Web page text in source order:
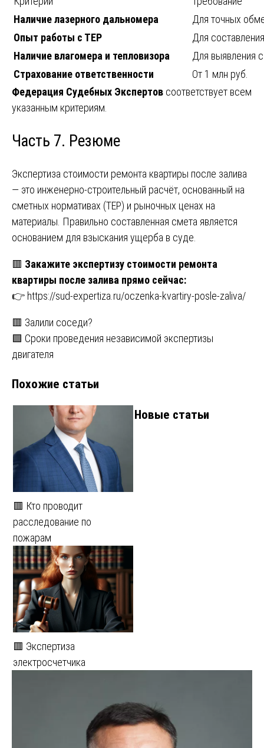
Наличие лазерного дальномера
Для точных
Опыт работы с ТЕР
Для
Наличие влагомера и тепловизора
Для выявления
Страхование ответственности
От 1 млн руб.
Федерация Судебных Экспертов соответствует всем
указанным критериям.
Часть 7. Резюме
Экспертиза стоимости ремонта квартиры после залива
— это инженерно-строительный расчёт, основанный на
сметных нормативах (ТЕР) и рыночных ценах на
материалы. Правильно составленная смета является
основанием для взыскания ущерба в суде.
🟥 Закажите экспертизу стоимости ремонта
квартиры после залива прямо сейчас:
👉 https://sud-expertiza.ru/oczenka-kvartiry-posle-zaliva/
Навигация
по
🟥 Залили соседи?
🟩 Сроки проведения независимой экспертизы
двигателя
Похожие статьи
🟥 Кто проводит
расследование по
пожарам
🟥 Экспертиза
электросчетчика
Новые статьи